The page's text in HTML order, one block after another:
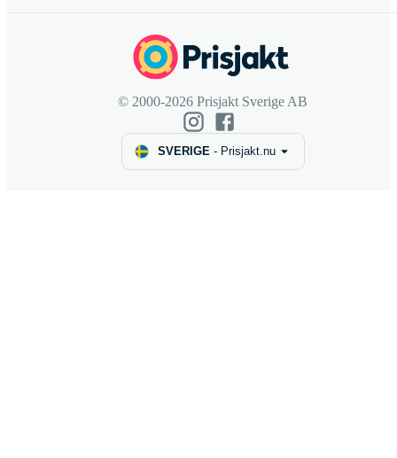
© 2000-2026 Prisjakt Sverige AB
SVERIGE- Prisjakt.nu